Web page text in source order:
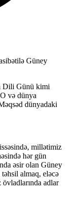
Güney
Dili Günü kimi
və dünya
dünyadaki
millətimiz
hər gün
əsir olan Güney
almaq, eləcə
adlar